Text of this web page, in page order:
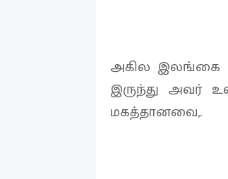
அகில இலங்கை
இருந்து அவர்
மகத்தானவை,.